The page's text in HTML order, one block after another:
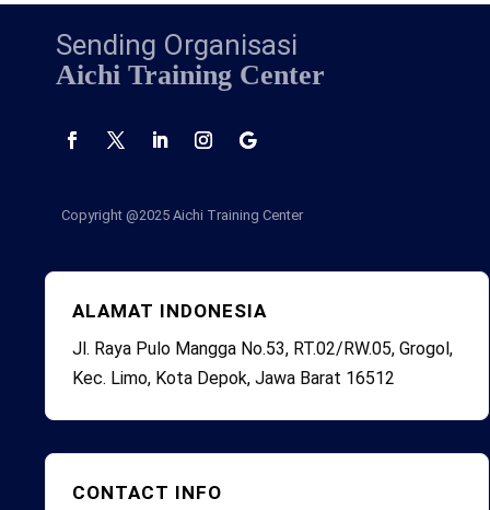
Sending Organisasi
Aichi Training Center
Copyright @2025 Aichi Training Center
ALAMAT INDONESIA
Jl. Raya Pulo Mangga No.53, RT.02/RW.05, Grogol,
Kec. Limo, Kota Depok, Jawa Barat 16512
CONTACT INFO